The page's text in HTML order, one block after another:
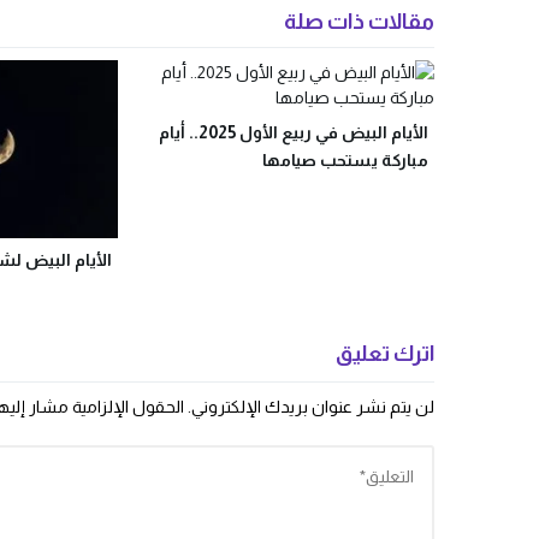
مقالات ذات صلة
الأيام البيض في ربيع الأول 2025.. أيام
مباركة يستحب صيامها
الأيام البيض
اترك تعليق
لن يتم نشر عنوان بريدك الإلكتروني. الحقول الإلزامية مشار